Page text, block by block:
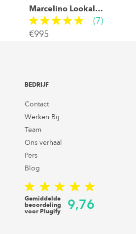
Marcelino Lookalike
(7)
€995
BEDRIJF
Contact
Werken Bij
Team
Ons verhaal
Pers
Blog
Gemiddelde
beoordeling
voor Plugify
9,76